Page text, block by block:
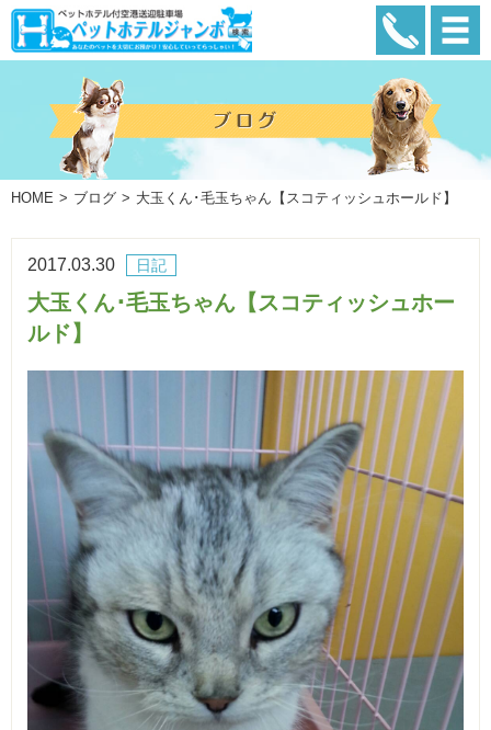
HOME ブログ 大玉くん･毛玉ちゃん【スコティッシュホールド】
日記
2017.03.30
大玉くん･毛玉ちゃん【スコティッシュホー
ルド】